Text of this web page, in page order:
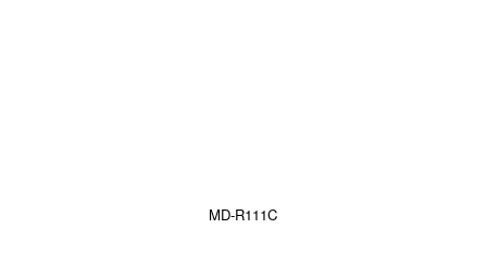
MD-R111C